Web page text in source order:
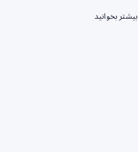
بیشتر بخوانید